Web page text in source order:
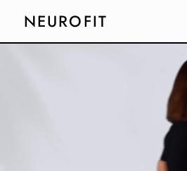
NEUROFIT